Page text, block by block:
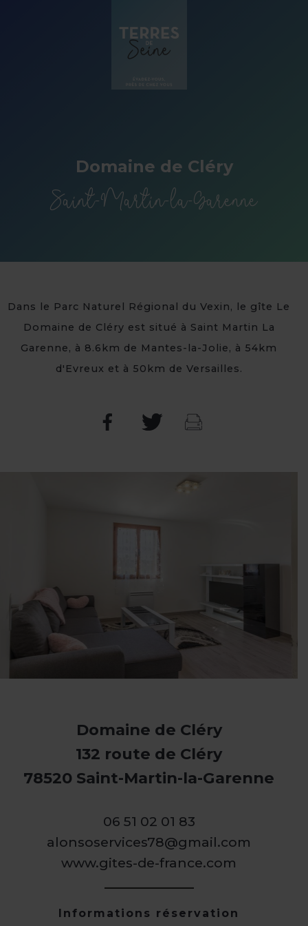
Domaine de Cléry
Saint-Martin-la-Garenne
Dans le Parc Naturel Régional du Vexin, le gîte Le
Domaine de Cléry est situé à Saint Martin La
Garenne, à 8.6km de Mantes-la-Jolie, à 54km
d'Evreux et à 50km de Versailles.
Domaine de Cléry
132 route de Cléry
78520 Saint-Martin-la-Garenne
06 51 02 01 83
alonsoservices78@gmail.com
www.gites-de-france.com
Informations réservation